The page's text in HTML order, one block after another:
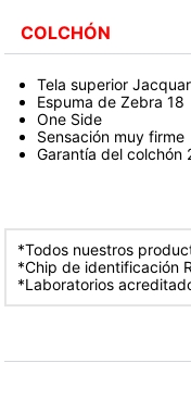
COLCHÓN
Tela superior
Espuma de Zebra 18
One Side
Sensación muy firme
Garantía del colchón
*Todos nuestros
*Chip de identificación
*Laboratorios